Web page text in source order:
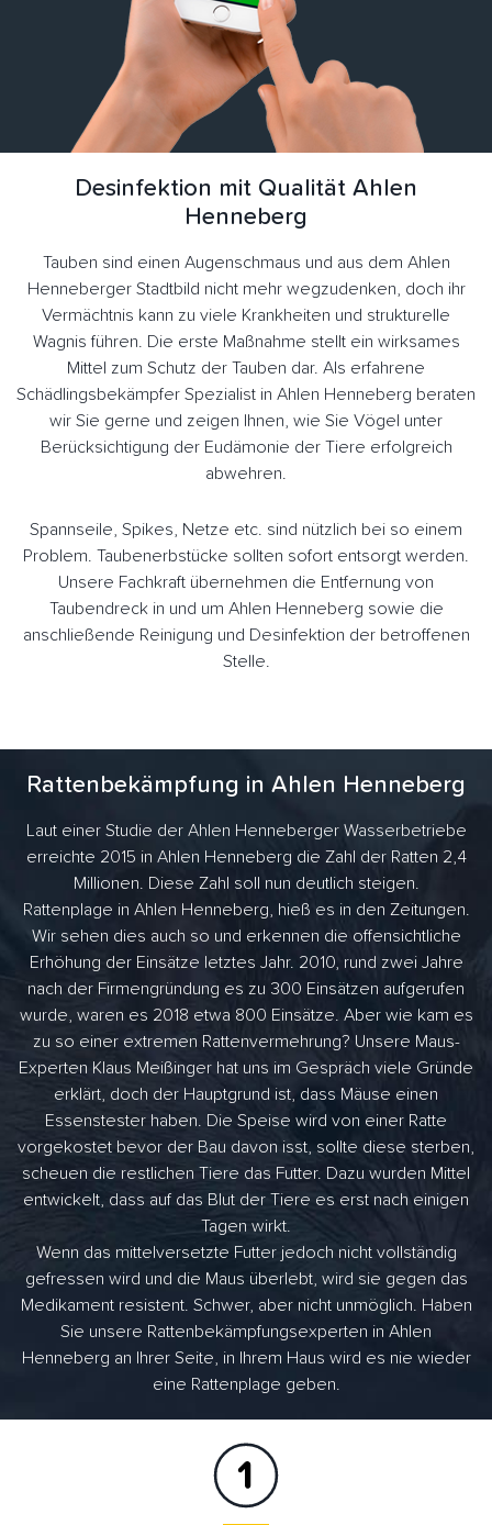
Desinfektion mit Qualität Ahlen
Henneberg
Tauben sind einen Augenschmaus und aus dem Ahlen
Henneberger Stadtbild nicht mehr wegzudenken, doch ihr
Vermächtnis kann zu viele Krankheiten und strukturelle
Wagnis führen. Die erste Maßnahme stellt ein wirksames
Mittel zum Schutz der Tauben dar. Als erfahrene
Schädlingsbekämpfer Spezialist in Ahlen Henneberg beraten
wir Sie gerne und zeigen Ihnen, wie Sie Vögel unter
Berücksichtigung der Eudämonie der Tiere erfolgreich
abwehren.
Spannseile, Spikes, Netze etc. sind nützlich bei so einem
Problem. Taubenerbstücke sollten sofort entsorgt werden.
Unsere Fachkraft übernehmen die Entfernung von
Taubendreck in und um Ahlen Henneberg sowie die
anschließende Reinigung und Desinfektion der betroffenen
Stelle.
Rattenbekämpfung in Ahlen Henneberg
Laut einer Studie der Ahlen Henneberger Wasserbetriebe
erreichte 2015 in Ahlen Henneberg die Zahl der Ratten 2,4
Millionen. Diese Zahl soll nun deutlich steigen.
Rattenplage in Ahlen Henneberg, hieß es in den Zeitungen.
Wir sehen dies auch so und erkennen die offensichtliche
Erhöhung der Einsätze letztes Jahr. 2010, rund zwei Jahre
nach der Firmengründung es zu 300 Einsätzen aufgerufen
wurde, waren es 2018 etwa 800 Einsätze. Aber wie kam es
zu so einer extremen Rattenvermehrung? Unsere Maus-
Experten Klaus Meißinger hat uns im Gespräch viele Gründe
erklärt, doch der Hauptgrund ist, dass Mäuse einen
Essenstester haben. Die Speise wird von einer Ratte
vorgekostet bevor der Bau davon isst, sollte diese sterben,
scheuen die restlichen Tiere das Futter. Dazu wurden Mittel
entwickelt, dass auf das Blut der Tiere es erst nach einigen
Tagen wirkt.
Wenn das mittelversetzte Futter jedoch nicht vollständig
gefressen wird und die Maus überlebt, wird sie gegen das
Medikament resistent. Schwer, aber nicht unmöglich. Haben
Sie unsere Rattenbekämpfungsexperten in Ahlen
Henneberg an Ihrer Seite, in Ihrem Haus wird es nie wieder
eine Rattenplage geben.